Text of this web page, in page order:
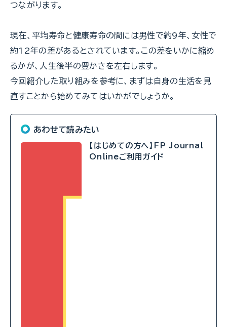
つながります。
現在、平均寿命と健康寿命の間には男性で約9年、女性で
約12年の差があるとされています。この差をいかに縮め
るかが、人生後半の豊かさを左右します。
今回紹介した取り組みを参考に、まずは自身の生活を見
直すことから始めてみてはいかがでしょうか。
あわせて読みたい
【はじめての方へ】FP Journal
Onlineご利用ガイド